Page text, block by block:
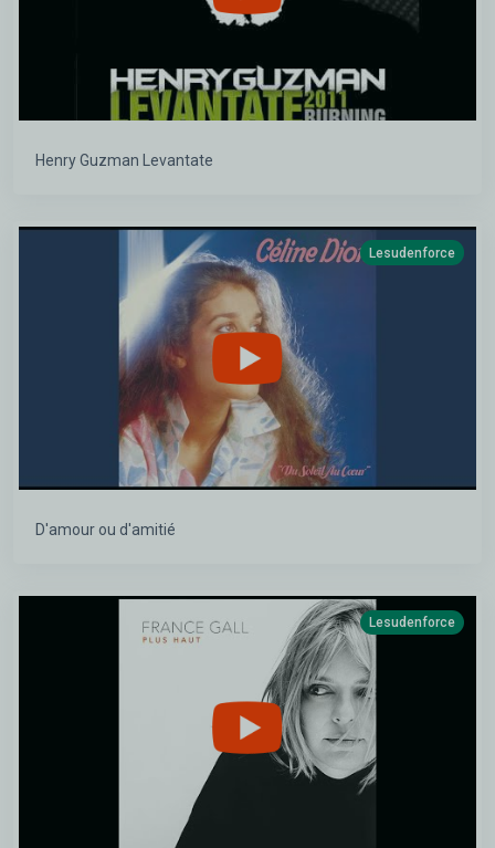
Henry Guzman Levantate
Lesudenforce
D'amour ou d'amitié
Lesudenforce